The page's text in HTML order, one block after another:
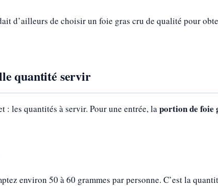
d’ailleurs de choisir un foie gras cru de qualité pour
quantité servir
: les quantités à servir. Pour une entrée, laportion de foie
environ 50 à 60 grammes par personne. C’est la